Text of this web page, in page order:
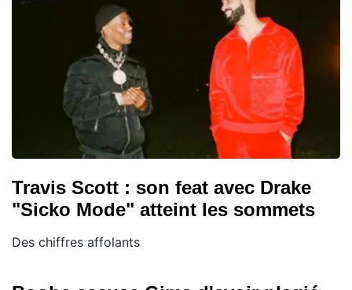
Travis Scott : son feat avec Drake
"Sicko Mode" atteint les sommets
Des chiffres affolants